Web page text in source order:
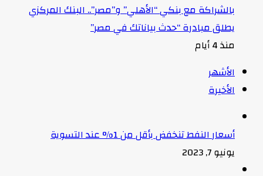
بالشراكة مع بنكي “الأهلي” و”مصر”.. البنك المركزي
يطلق مبادرة “حدث بياناتك في مصر”
منذ 4 أيام
الأشهر
الأخيرة
أسعار النفط تنخفض بأقل من 1% عند التسوية
يونيو 7, 2023